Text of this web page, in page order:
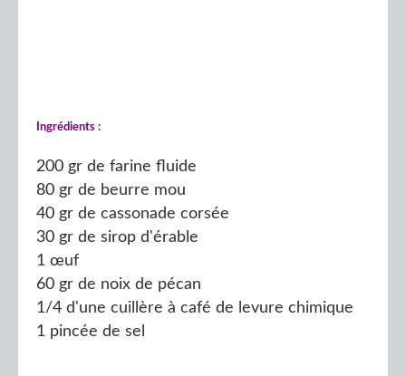
Ingrédients :
200 gr de farine fluide
80 gr de beurre mou
40 gr de cassonade corsée
30 gr de sirop d'érable
1 œuf
60 gr de noix de pécan
1/4 d'une cuillère à café de levure chimique
1 pincée de sel